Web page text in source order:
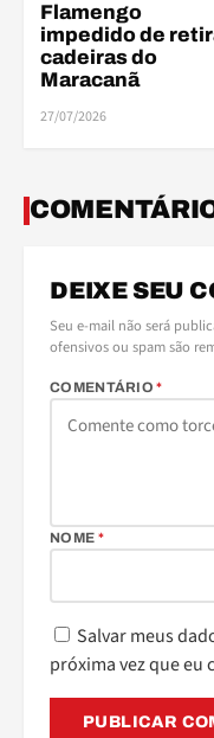
FINANÇAS
Flamengo
impedido de
cadeiras do
Maracanã
27/07/2026
DEIXE SEU
Seu e-mail não será
ofensivos ou spam são
COMENTÁRIO*
NOME *
Salvar meus
próxima vez que eu